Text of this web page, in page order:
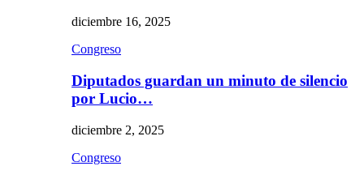
diciembre 16, 2025
Congreso
Diputados guardan un minuto de silencio
por Lucio…
diciembre 2, 2025
Congreso